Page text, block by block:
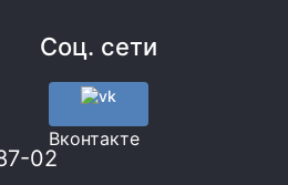
02
Соц. сети
Вконтакте